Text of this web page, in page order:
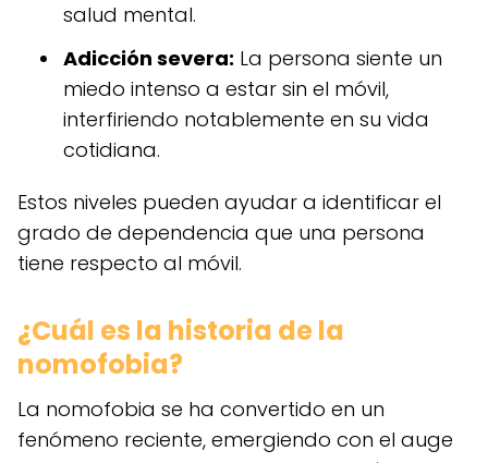
salud mental.
Adicción severa: La persona siente un
miedo intenso a estar sin el móvil,
interfiriendo notablemente en su vida
cotidiana.
Estos niveles pueden ayudar a identificar el
grado de dependencia que una persona
tiene respecto al móvil.
¿Cuál es la historia de la
nomofobia?
La nomofobia se ha convertido en un
fenómeno reciente, emergiendo con el auge